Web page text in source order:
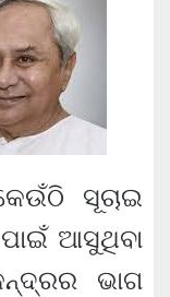
ସୂଚାଇ
ଆସୁଥିବା
ଭାଗ